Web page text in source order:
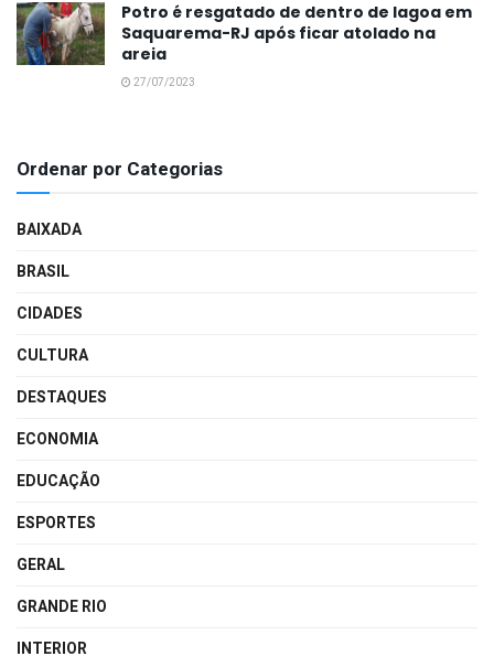
Potro é resgatado de dentro de lagoa em
Saquarema-RJ após ficar atolado na
areia
27/07/2023
Ordenar por Categorias
BAIXADA
BRASIL
CIDADES
CULTURA
DESTAQUES
ECONOMIA
EDUCAÇÃO
ESPORTES
GERAL
GRANDE RIO
INTERIOR